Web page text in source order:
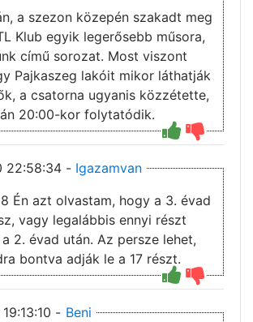
a szezon közepén szakadt meg
Klub egyik legerősebb műsora,
című sorozat. Most viszont
Pajkaszeg lakóit mikor láthatják
a csatorna ugyanis közzétette,
20:00-kor folytatódik.
22:58:34 - Igazamvan
Én azt olvastam, hogy a 3. évad
vagy legalábbis ennyi részt
2. évad után. Az persze lehet,
bontva adják le a 17 részt.
- Beni